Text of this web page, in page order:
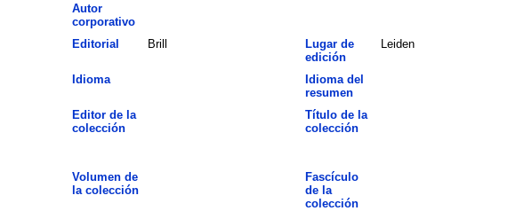
Autor
corporativo
Editorial Brill
Lugar de
edición
Leiden
Idioma
Idioma del
resumen
Editor de la
colección
Título de la
colección
Volumen de
la colección
Fascículo
de la
colección